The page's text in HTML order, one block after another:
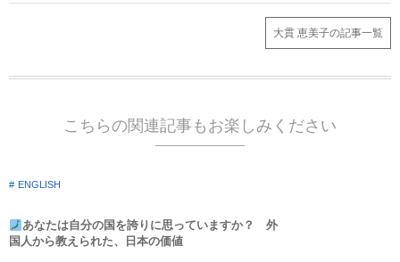
大貫 恵美子の記事一覧
こちらの関連記事もお楽しみください
ENGLISH
あなたは自分の国を誇りに思っていますか？ 外
国人から教えられた、日本の価値